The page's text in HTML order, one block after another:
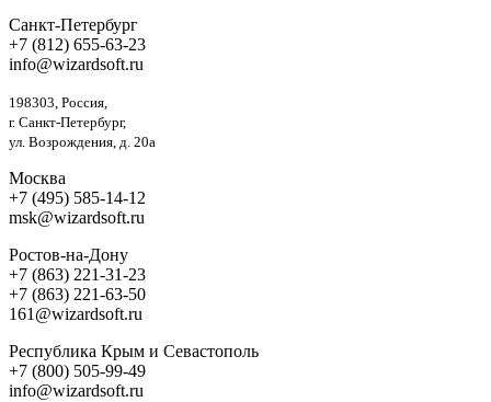
Санкт-Петербург
+7 (812) 655-63-23
info@wizardsoft.ru
198303, Россия,
г. Санкт-Петербург,
ул. Возрождения, д. 20а
Москва
+7 (495) 585-14-12
msk@wizardsoft.ru
Ростов-на-Дону
+7 (863) 221-31-23
+7 (863) 221-63-50
161@wizardsoft.ru
Республика Крым и Севастополь
+7 (800) 505-99-49
info@wizardsoft.ru